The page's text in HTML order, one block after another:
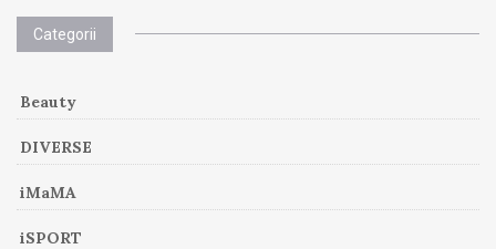
Categorii
Beauty
DIVERSE
iMaMA
iSPORT